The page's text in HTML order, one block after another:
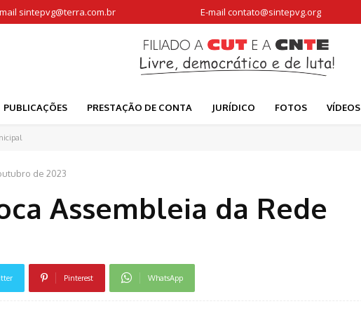
sintepvg@terra.com.br E-mail contato@sintepvg.org
PUBLICAÇÕES PRESTAÇÃO DE CONTA JURÍDICO FOTOS VÍDEOS
de 2023
Assembleia da Rede
Pinterest WhatsApp